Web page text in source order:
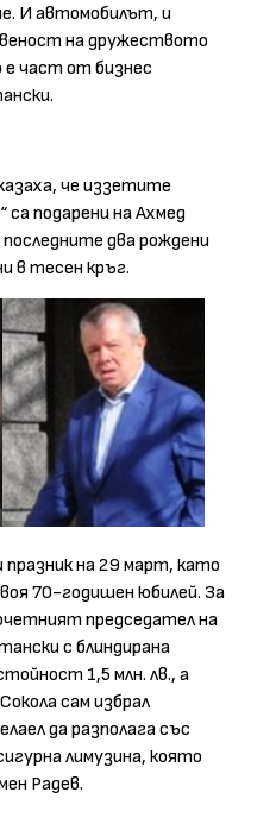
И автомобилът, и
на дружеството
е част от бизнес
че иззетите
са подарени на Ахмед
два рождени
в тесен кръг.
празник на 29 март, като
70-годишен юбилей. За
председател на
с блиндирана
1,5 млн. лв., а
сам избрал
да разполага със
лимузина, която
Радев.